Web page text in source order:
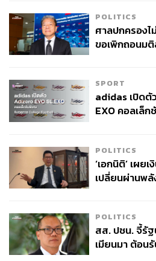
สมองของเราค่อยๆ เปลี่ยนรูปแบบก
เซลล์ประสาท
นาย ก. ได้ เดิมทีเดียวพอเห็นหน้า น
ความเกลียดต่างๆ ก็จะประเดประ
เรา สั่งให้เราเตรียมพร้อมที่จะสู้ห
เหล่านี้มักทำให้เราเครียด ยิ่งเครียด
ควาญช้าง) ค่อยๆ ฝึกช้างไปเรื่อยๆ ก็
ความเกลียดจะค่อยๆ ลดน้อยลง จน
ขึ้นเมื่อเห็นหน้า นาย ก. ไม่ร้องยี้เ
ร่างกายของเรา คือต้องเอาให้รู้ให้
เราตอนไหน แล้วการกระตุ้นนั้นทำใ
สนองออกไปโดยอัตโนมัติอย่างไร ถ้า
POLITICS
ศาลปกครอง
ขอเพิกถอนม
SPORT
adidas เปิดตั
EXO คอลเล็
POLITICS
‘เอกนิติ’ เผย
เปลี่ยนผ่านพลั
POLITICS
สส. ปชน. จี้รั
เมียนมา ต้อน